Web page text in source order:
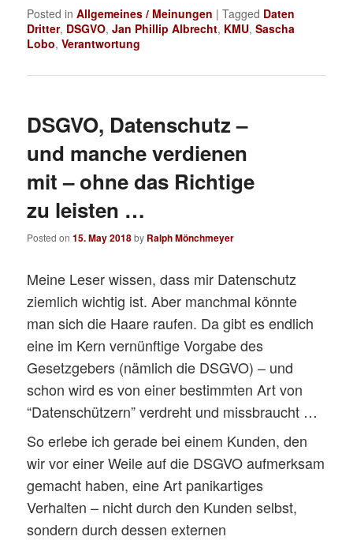
Posted in Allgemeines / Meinungen |Tagged Daten
Dritter, DSGVO,Jan Phillip Albrecht, KMU,Sascha
Lobo,Verantwortung
DSGVO, Datenschutz –
und manche verdienen
mit – ohne das Richtige
zu leisten …
Posted on15. May 2018by Ralph Mönchmeyer
Meine Leser wissen, dass mir Datenschutz
ziemlich wichtig ist. Aber manchmal könnte
man sich die Haare raufen. Da gibt es endlich
eine im Kern vernünftige Vorgabe des
Gesetzgebers (nämlich die DSGVO) – und
schon wird es von einer bestimmten Art von
“Datenschützern” verdreht und missbraucht …
So erlebe ich gerade bei einem Kunden, den
wir vor einer Weile auf die DSGVO aufmerksam
gemacht haben, eine Art panikartiges
Verhalten – nicht durch den Kunden selbst,
sondern durch dessen externen